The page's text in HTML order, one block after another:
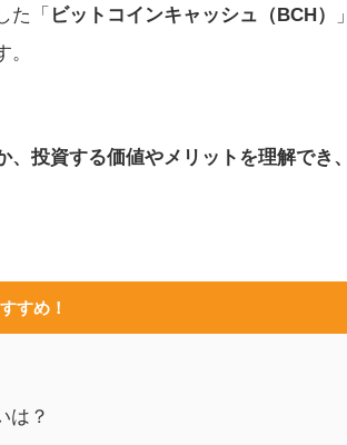
た「 ビットコインキャッシュ（BCH）
」
投資する価値やメリットを理解でき、
すめ！
は？